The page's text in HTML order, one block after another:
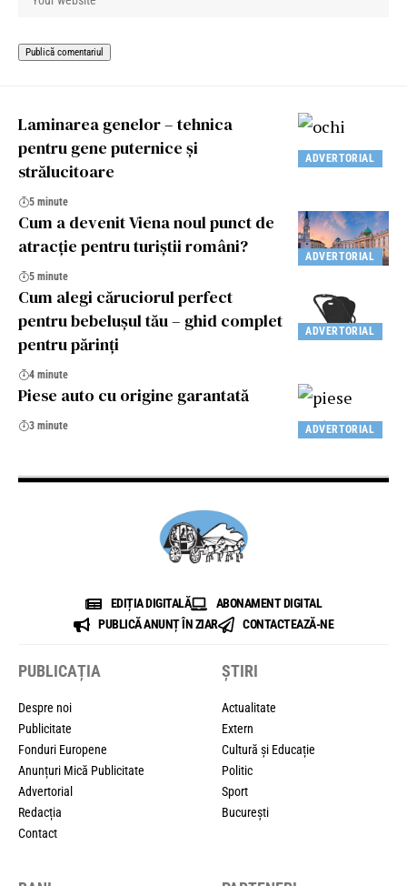
ADVERTORIAL
Laminarea genelor – tehnica
pentru gene puternice și
strălucitoare
5 minute
ADVERTORIAL
Cum a devenit Viena noul punct de
atracție pentru turiștii români?
5 minute
ADVERTORIAL
Cum alegi căruciorul perfect
pentru bebelușul tău – ghid complet
pentru părinți
4 minute
ADVERTORIAL
Piese auto cu origine garantată
3 minute
EDIȚIA DIGITALĂ
ABONAMENT DIGITAL
PUBLICĂ ANUNȚ ÎN ZIAR
CONTACTEAZĂ-NE
PUBLICAȚIA
Despre noi
Publicitate
Fonduri Europene
Anunțuri Mică Publicitate
Advertorial
Redacția
Contact
ȘTIRI
Actualitate
Extern
Cultură și Educație
Politic
Sport
București